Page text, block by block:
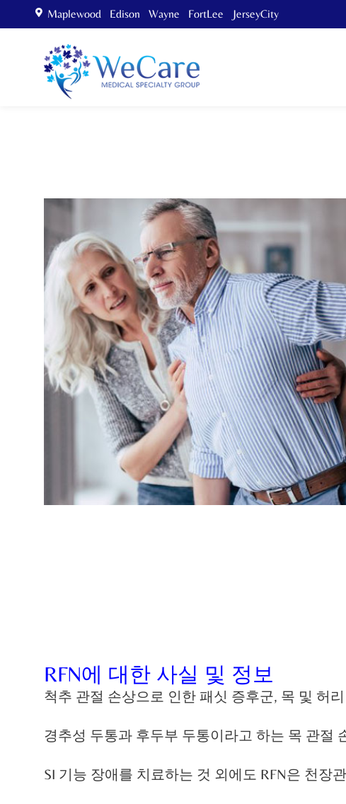
Maplewood Edison Wayne FortLee JerseyCity
RFN에 대한 사실 및 정보
척추 관절 손상으로 인한 패싯 증후군, 목 및 허
경추성 두통과 후두부 두통이라고 하는 목 관절
SI 기능 장애를 치료하는 것 외에도 RFN은 천장